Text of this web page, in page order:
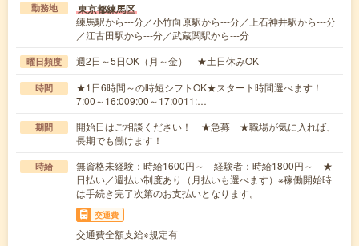
勤務地 東京都練馬区
練馬駅から---分／小竹向原駅から---分／上石神井駅から---分
／江古田駅から---分／武蔵関駅から---分
曜日頻度 週2日～5日OK（月～金） ★土日休みOK
時間
★1日6時間～の時短シフトOK★スタート時間選べます！
7:00～16:009:00～17:0011:…
期間
開始日はご相談ください！ ★急募 ★職場が気に入れば、
長期でも働けます！
時給
無資格未経験：時給1600円～ 経験者：時給1800円～ ★
日払い／週払い制度あり（月払いも選べます）※稼働開始時
は手続き完了次第のお支払いとなります。
交通費
交通費全額支給※規定有